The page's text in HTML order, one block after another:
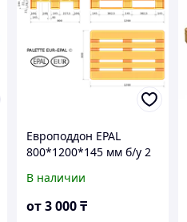
Европоддон EPAL
800*1200*145 мм б/у 2
фумигированный
В наличии
от3 000₸